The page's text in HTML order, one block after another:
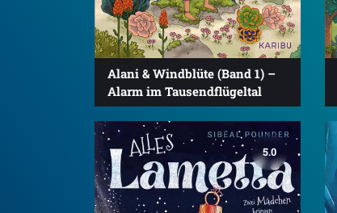
Alani & Windblüte (Band 1) –
Alarm im Tausendflügeltal
5.0